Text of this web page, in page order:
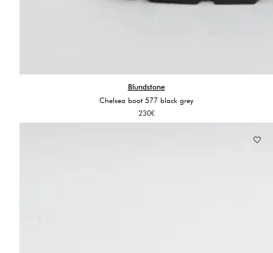
Blundstone
Chelsea boot 577 black grey
230€